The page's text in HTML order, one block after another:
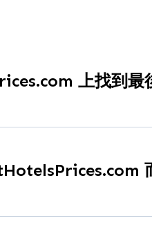
上找到最
提供的未售出客房折扣。